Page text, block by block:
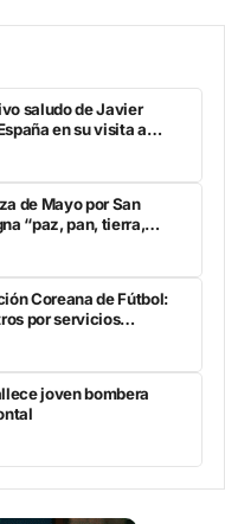
saludo de Javier
en su visita a
de Mayo por San
“paz, pan, tierra,
Coreana de Fútbol:
por servicios
joven bombera